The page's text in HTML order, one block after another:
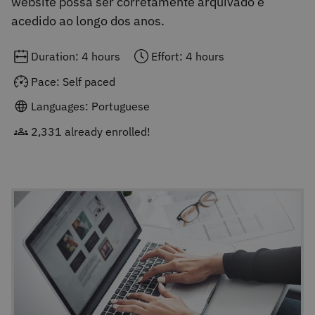
acedido ao longo dos anos.
Duration: 4 hours
Effort: 4 hours
Pace: Self paced
Languages: Portuguese
2,331 already enrolled!